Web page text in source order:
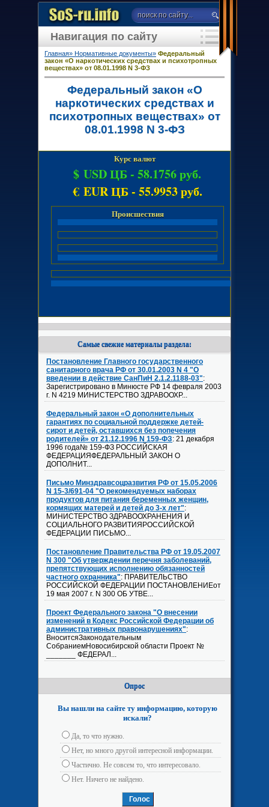
Главная» Нормативные документы» Федеральный
закон «О наркотических средствах и психотропных
веществах» от 08.01.1998 N 3-ФЗ
Федеральный закон «О
наркотических средствах и
психотропных веществах» от
08.01.1998 N 3-ФЗ
Курс валют
$ USD ЦБ - 58.1756 руб.
€ EUR ЦБ - 55.9953 руб.
Происшествия
Самые свежие материалы раздела:
Постановление Главного государственного
санитарного врача РФ от 30.01.2003 N 4 "О
введении в действие СанПиН 2.1.2.1188-03":
Зарегистрировано в Минюсте РФ 14 февраля 2003
г. N 4219 МИНИСТЕРСТВО ЗДРАВООХР...
Федеральный закон «О дополнительных
гарантиях по социальной поддержке детей-
сирот и детей, оставшихся без попечения
родителей» от 21.12.1996 N 159-ФЗ: 21 декабря
1996 года№ 159-ФЗ РОССИЙСКАЯ
ФЕДЕРАЦИЯФЕДЕРАЛЬНЫЙ ЗАКОН О
ДОПОЛНИТ...
Письмо Минздравсоцразвития РФ от 15.05.2006
N 15-3/691-04 "О рекомендуемых наборах
продуктов для питания беременных женщин,
кормящих матерей и детей до 3-х лет":
МИНИСТЕРСТВО ЗДРАВООХРАНЕНИЯ И
СОЦИАЛЬНОГО РАЗВИТИЯРОССИЙСКОЙ
ФЕДЕРАЦИИ ПИСЬМО...
Постановление Правительства РФ от 19.05.2007
N 300 "Об утверждении перечня заболеваний,
препятствующих исполнению обязанностей
частного охранника": ПРАВИТЕЛЬСТВО
РОССИЙСКОЙ ФЕДЕРАЦИИ ПОСТАНОВЛЕНИЕот
19 мая 2007 г. N 300 ОБ УТВЕ...
Проект Федерального закона "О внесении
изменений в Кодекс Российской Федерации об
административных правонарушениях":
ВноситсяЗаконодательным
СобраниемНовосибирской области Проект №
_______ ФЕДЕРАЛ...
Опрос
Вы нашли на сайте ту информацию, которую
искали?
Да, то что нужно.
Нет, но много другой интересной информации.
Частично. Не совсем то, что интересовало.
Нет. Ничего не найдено.
Навигация по сайту